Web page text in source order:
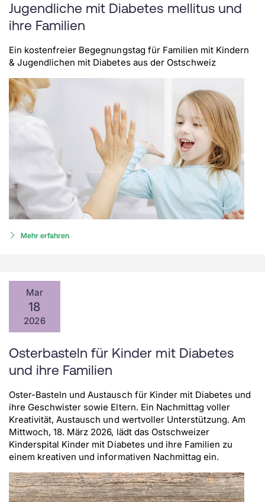
Jugendliche mit Diabetes mellitus und
ihre Familien
Ein kostenfreier Begegnungstag für Familien mit Kindern
& Jugendlichen mit Diabetes aus der Ostschweiz
Mehr erfahren
Mar
18
2026
Osterbasteln für Kinder mit Diabetes
und ihre Familien
Oster-Basteln und Austausch für Kinder mit Diabetes und
ihre Geschwister sowie Eltern. Ein Nachmittag voller
Kreativität, Austausch und wertvoller Unterstützung. Am
Mittwoch, 18. März 2026, lädt das Ostschweizer
Kinderspital Kinder mit Diabetes und ihre Familien zu
einem kreativen und informativen Nachmittag ein.